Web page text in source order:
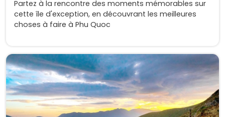
Partez à la rencontre des moments mémorables sur
cette île d'exception, en découvrant les meilleures
choses à faire à Phu Quoc